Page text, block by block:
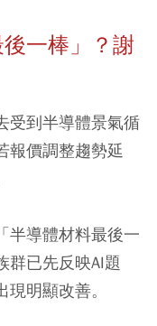
一棒」？ 謝
受到半導體景氣循
報價調整趨勢延
半導體材料最後一
群已先反映AI題
明顯改善。